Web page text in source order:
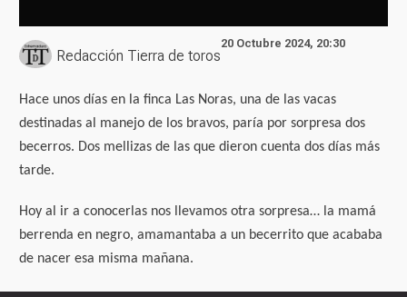
Redacción Tierra de toros
20 Octubre 2024, 20:30
Hace unos días en la finca Las Noras, una de las vacas
destinadas al manejo de los bravos, paría por sorpresa dos
becerros. Dos mellizas de las que dieron cuenta dos días más
tarde.
Hoy al ir a conocerlas nos llevamos otra sorpresa… la mamá
berrenda en negro, amamantaba a un becerrito que acababa
de nacer esa misma mañana.